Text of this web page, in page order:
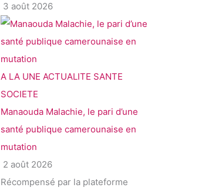
3 août 2026
A LA UNE ACTUALITE SANTE
SOCIETE
Manaouda Malachie, le pari d’une
santé publique camerounaise en
mutation
2 août 2026
Récompensé par la plateforme